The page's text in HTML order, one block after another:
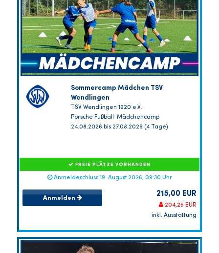
Sommercamp Mädchen TSV
Wendlingen
TSV Wendlingen 1920 e.V.
Porsche Fußball-Mädchencamp
24.08.2026 bis 27.08.2026 (4 Tage)
FREIE PLÄTZE VORHANDEN
Anmeldeschluss 19. August 2026, 09:30 Uhr
Anmelden 215,00 EUR
204,25 EUR
inkl. Ausstattung